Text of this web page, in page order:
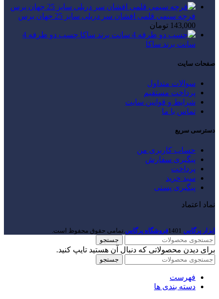
فرچه سیمی قلمی افشان سر دریلی سایز 25 جهان برس
143,000 تومان
چسب دو طرفه 4
سانت برند ساکا
صفحات سایت
سوالات متداول
پرداخت مستقیم
شرایط و قوانین سایت
تماس با ما
دسترسی سریع
حساب کاربری من
پیگیری سفارش
پرداخت
سبد خرید
پیگیری پستی
نماد اعتماد
ابزار پرگاس 1401فروشگاه پرگاس.تمامی حقوق محفوظ است.
جستجو
برای دیدن محصولاتی که دنبال آن هستید تایپ کنید.
جستجو
فهرست
دسته بندی ها